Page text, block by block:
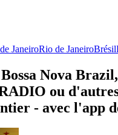
JaneiroRio de JaneiroBrésil
Nova
ou
- avec l'app